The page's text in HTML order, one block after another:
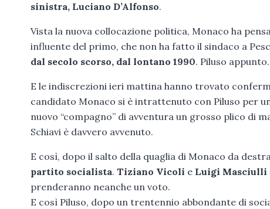
sinistra, Luciano D’Alfonso.
Vista la nuova collocazione politica, Monaco ha
influente del primo, che non ha fatto il sindaco a
dal secolo scorso, dal lontano 1990. Piluso appunto.
E le indiscrezioni ieri mattina hanno trovato
candidato Monaco si è intrattenuto con Piluso per
nuovo “compagno” di avventura un grosso plico di
Schiavi è davvero avvenuto.
E così, dopo il salto della quaglia di Monaco da
partito socialista. Tiziano Vicoli e Luigi Masciulli
prenderanno neanche un voto.
E così Piluso, dopo un trentennio abbondante di